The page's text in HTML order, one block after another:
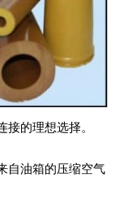
的理想选择。
自油箱的压缩空气